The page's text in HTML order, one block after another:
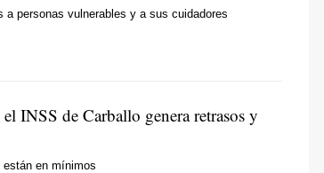
a personas vulnerables y a sus cuidadores
INSS de Carballo genera retrasos y
están en mínimos